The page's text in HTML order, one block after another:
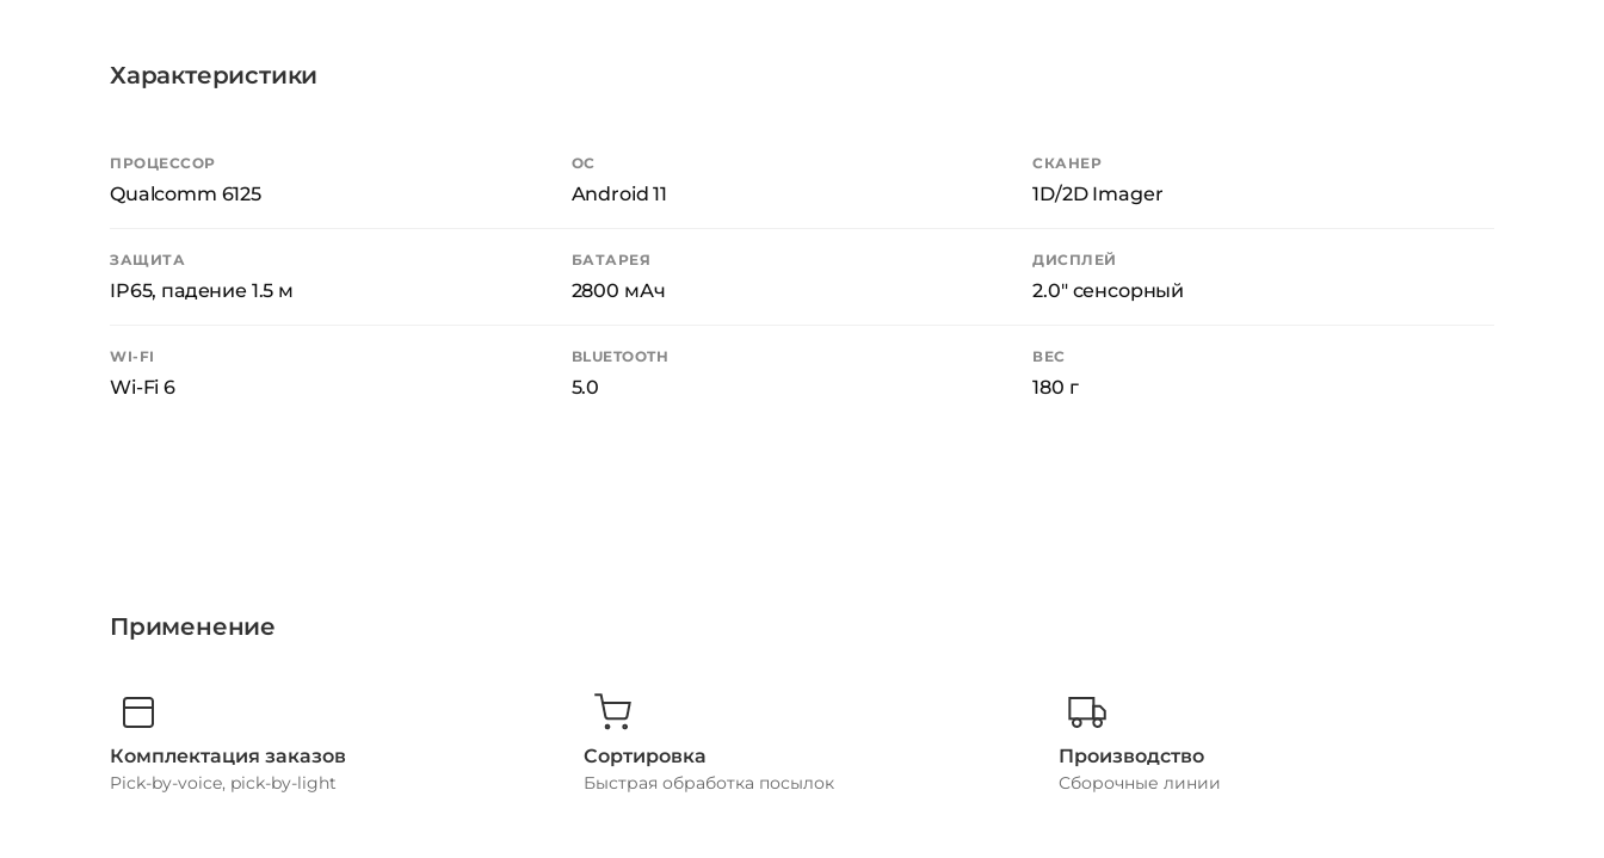
Характеристики
ПРОЦЕССОР
Qualcomm 6125
ОС
Android 11
СКАНЕР
1D/2D Imager
ЗАЩИТА
IP65, падение 1.5 м
БАТАРЕЯ
2800 мАч
ДИСПЛЕЙ
2.0" сенсорный
WI-FI
Wi-Fi 6
BLUETOOTH
5.0
ВЕС
180 г
Применение
Комплектация заказов
Pick-by-voice, pick-by-light
Сортировка
Быстрая обработка посылок
Производство
Сборочные линии